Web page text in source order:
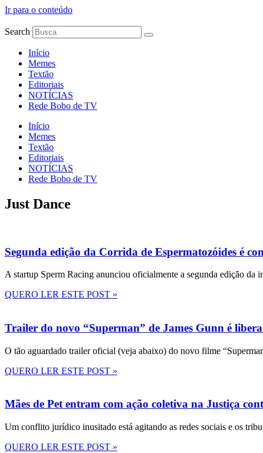
Ir para o conteúdo
Search
Início
Memes
Textão
Editoriais
NOTÍCIAS
Rede Bobo de TV
Início
Memes
Textão
Editoriais
NOTÍCIAS
Rede Bobo de TV
Just Dance
Segunda edição da Corrida de Espermatozóides é
A startup Sperm Racing anunciou oficialmente a segunda edição da
QUERO LER ESTE POST »
Trailer do novo “Superman” de James Gunn é
O tão aguardado trailer oficial (veja abaixo) do novo filme
QUERO LER ESTE POST »
Mães de Pet entram com ação coletiva na Justiça
Um conflito jurídico inusitado está agitando as redes sociais e os
QUERO LER ESTE POST »